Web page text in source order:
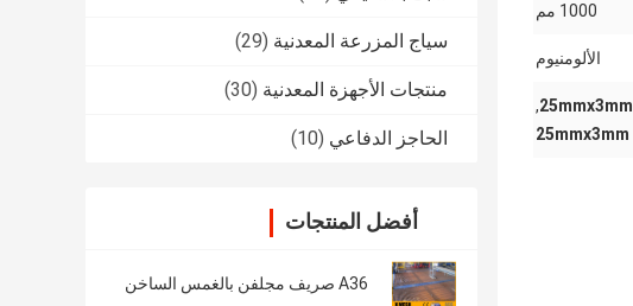
سياج المزرعة المعدنية (29)
منتجات الأجهزة المعدنية (30)
الحاجز الدفاعي (10)
أفضل المنتجات
A36 صريف مجلفن بالغمس الساخن
1000 مم
الألومنيوم
,